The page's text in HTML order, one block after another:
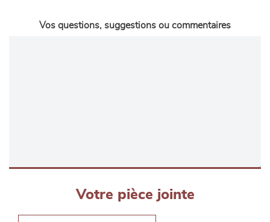
Vos questions, suggestions ou commentaires
Votre pièce jointe